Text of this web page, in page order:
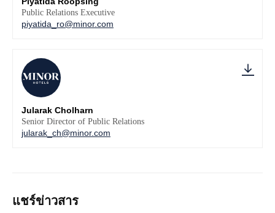
Public Relations Executive
piyatida_ro@minor.com
Jularak Cholharn
Senior Director of Public Relations
jularak_ch@minor.com
แชร์ข่าวสาร